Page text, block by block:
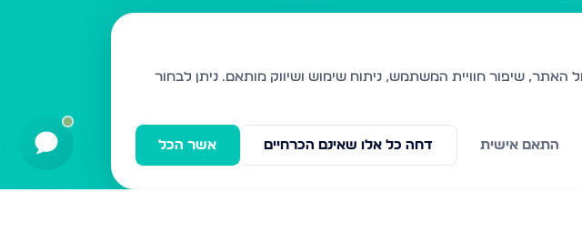
בית שמש
ביתר עילית
ניתן לבחור
אשר הכל דחה כל אלו שאינם הכרחיים התאם אישית